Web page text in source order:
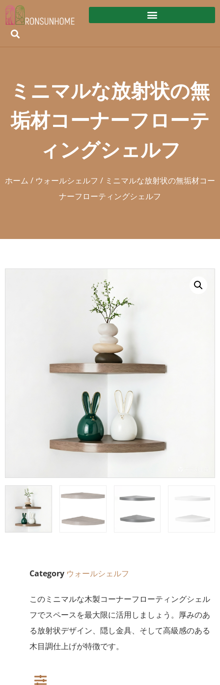
ミニマルな放射状の無
垢材コーナーフローテ
ィングシェルフ
ホーム / ウォールシェルフ / ミニマルな放射状の無垢材コー
ナーフローティングシェルフ
Category ウォールシェルフ
このミニマルな木製コーナーフローティングシェル
フでスペースを最大限に活用しましょう。厚みのあ
る放射状デザイン、隠し金具、そして高級感のある
木目調仕上げが特徴です。